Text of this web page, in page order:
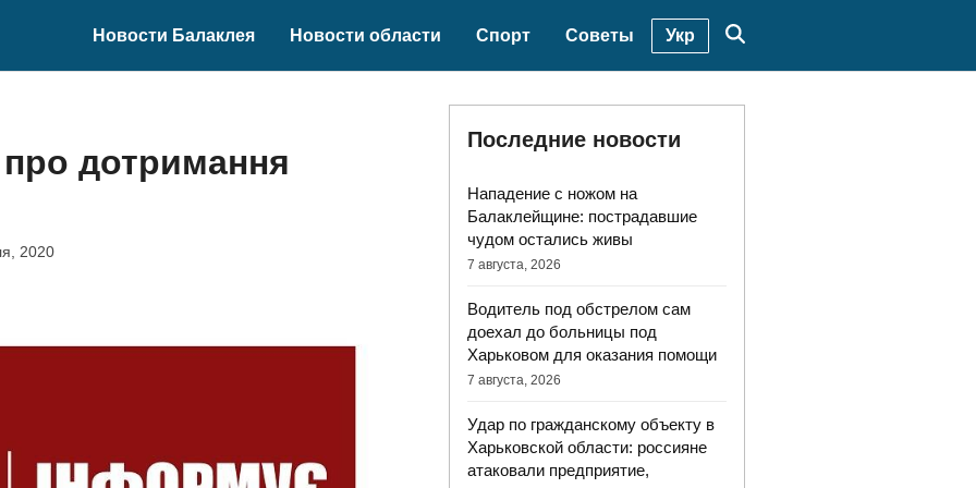
Новости Балаклея Новости области Спорт Советы Укр
дотримання
2020
Последние новости
Нападение с ножом на
Балаклейщине: пострадавшие
чудом остались живы
7 августа, 2026
Водитель под обстрелом сам
доехал до больницы под
Харьковом для оказания помощи
7 августа, 2026
Удар по гражданскому объекту в
Харьковской области: россияне
атаковали предприятие,